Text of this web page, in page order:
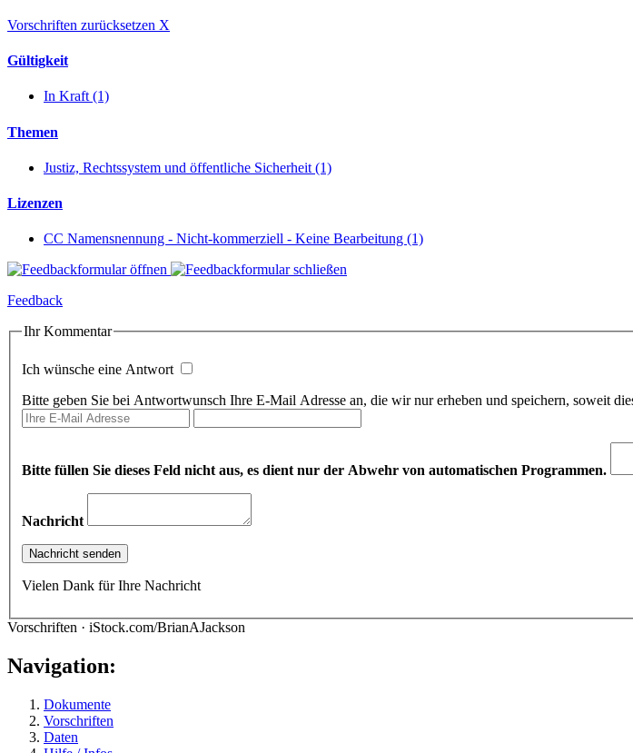
Vorschriften zurücksetzen X
Gültigkeit
In Kraft (1)
Themen
Justiz, Rechtssystem und öffentliche Sicherheit (1)
Lizenzen
CC Namensnennung - Nicht-kommerziell - Keine Bearbeitung (1)
Feedback
Ihr Kommentar
Ich wünsche eine Antwort
Bitte geben Sie bei Antwortwunsch Ihre E-Mail Adresse an, die wir nur erheben und speichern, soweit
Bitte füllen Sie dieses Feld nicht aus, es dient nur der Abwehr von automatischen Programmen.
Nachricht
Vielen Dank für Ihre Nachricht
Vorschriften · iStock.com/BrianAJackson
Navigation:
Dokumente
Vorschriften
Daten